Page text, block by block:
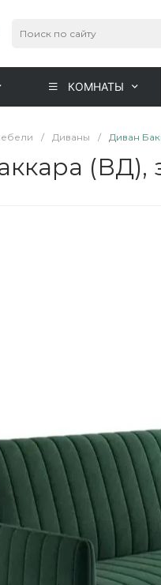
КОМНАТЫ
/ Диваны / Диван
(ВД),